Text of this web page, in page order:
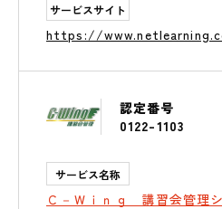
サービスサイト
https://
認定番号
0122-1103
サービス名称
Ｃ－Ｗｉｎｇ 講習会管理